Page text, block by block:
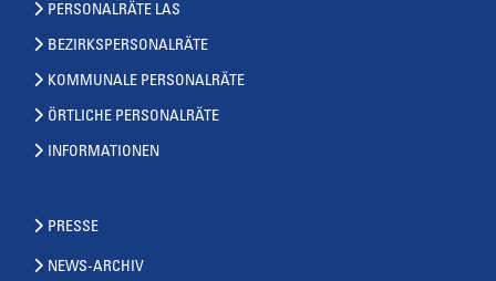
PERSONALRÄTE LAS
BEZIRKSPERSONALRÄTE
KOMMUNALE PERSONALRÄTE
ÖRTLICHE PERSONALRÄTE
INFORMATIONEN
PRESSE
NEWS-ARCHIV